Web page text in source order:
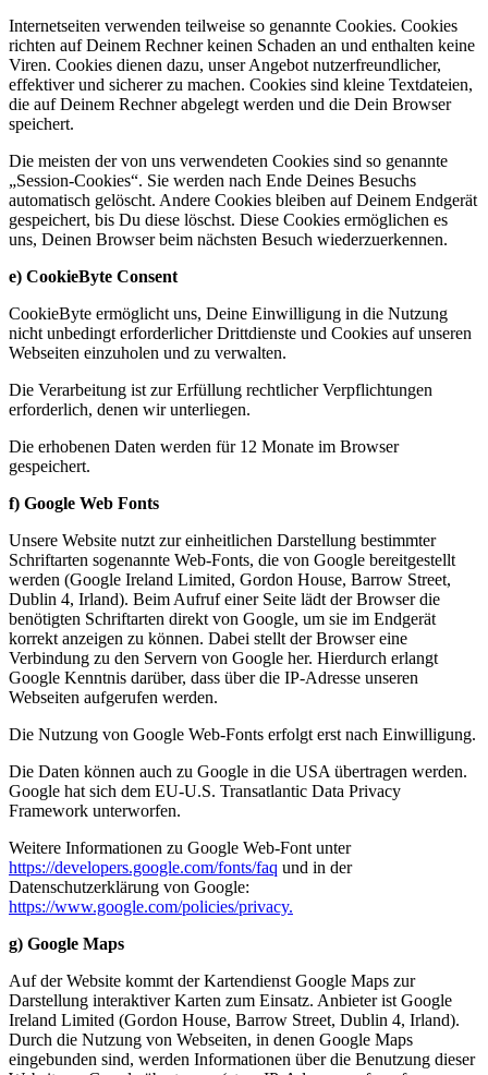
Internetseiten verwenden teilweise so genannte Cookies. Cookies
richten auf Deinem Rechner keinen Schaden an und enthalten keine
Viren. Cookies dienen dazu, unser Angebot nutzerfreundlicher,
effektiver und sicherer zu machen. Cookies sind kleine Textdateien,
die auf Deinem Rechner abgelegt werden und die Dein Browser
speichert.
Die meisten der von uns verwendeten Cookies sind so genannte
„Session-Cookies“. Sie werden nach Ende Deines Besuchs
automatisch gelöscht. Andere Cookies bleiben auf Deinem Endgerät
gespeichert, bis Du diese löschst. Diese Cookies ermöglichen es
uns, Deinen Browser beim nächsten Besuch wiederzuerkennen.
e) CookieByte Consent
CookieByte ermöglicht uns, Deine Einwilligung in die Nutzung
nicht unbedingt erforderlicher Drittdienste und Cookies auf unseren
Webseiten einzuholen und zu verwalten.
Die Verarbeitung ist zur Erfüllung rechtlicher Verpflichtungen
erforderlich, denen wir unterliegen.
Die erhobenen Daten werden für 12 Monate im Browser
gespeichert.
f) Google Web Fonts
Unsere Website nutzt zur einheitlichen Darstellung bestimmter
Schriftarten sogenannte Web-Fonts, die von Google bereitgestellt
werden (Google Ireland Limited, Gordon House, Barrow Street,
Dublin 4, Irland). Beim Aufruf einer Seite lädt der Browser die
benötigten Schriftarten direkt von Google, um sie im Endgerät
korrekt anzeigen zu können. Dabei stellt der Browser eine
Verbindung zu den Servern von Google her. Hierdurch erlangt
Google Kenntnis darüber, dass über die IP-Adresse unseren
Webseiten aufgerufen werden.
Die Nutzung von Google Web-Fonts erfolgt erst nach Einwilligung.
Die Daten können auch zu Google in die USA übertragen werden.
Google hat sich dem EU-U.S. Transatlantic Data Privacy
Framework unterworfen.
Weitere Informationen zu Google Web-Font unter
https://developers.google.com/fonts/faq und in der
Datenschutzerklärung von Google:
https://www.google.com/policies/privacy.
g) Google Maps
Auf der Website kommt der Kartendienst Google Maps zur
Darstellung interaktiver Karten zum Einsatz. Anbieter ist Google
Ireland Limited (Gordon House, Barrow Street, Dublin 4, Irland).
Durch die Nutzung von Webseiten, in denen Google Maps
eingebunden sind, werden Informationen über die Benutzung dieser